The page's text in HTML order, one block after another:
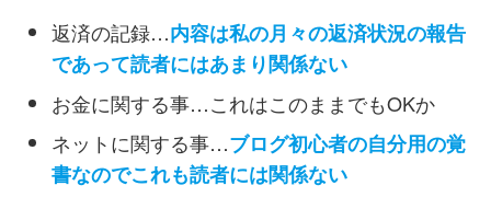
返済の記録…内容は私の月々の返済状況の報告
であって読者にはあまり関係ない
お金に関する事…これはこのままでもOKか
ネットに関する事…ブログ初心者の自分用の覚
書なのでこれも読者には関係ない